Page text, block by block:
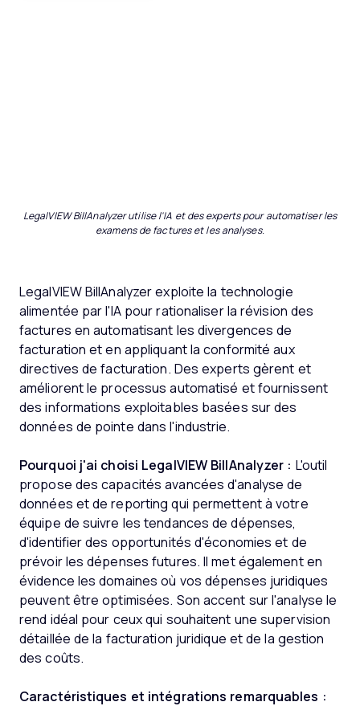
LegalVIEW BillAnalyzer utilise l'IA et des experts pour automatiser les
examens de factures et les analyses.
LegalVIEW BillAnalyzer exploite la technologie
alimentée par l'IA pour rationaliser la révision des
factures en automatisant les divergences de
facturation et en appliquant la conformité aux
directives de facturation. Des experts gèrent et
améliorent le processus automatisé et fournissent
des informations exploitables basées sur des
données de pointe dans l'industrie.
Pourquoi j'ai choisi LegalVIEW BillAnalyzer : L'outil
propose des capacités avancées d'analyse de
données et de reporting qui permettent à votre
équipe de suivre les tendances de dépenses,
d'identifier des opportunités d'économies et de
prévoir les dépenses futures. Il met également en
évidence les domaines où vos dépenses juridiques
peuvent être optimisées. Son accent sur l'analyse le
rend idéal pour ceux qui souhaitent une supervision
détaillée de la facturation juridique et de la gestion
des coûts.
Caractéristiques et intégrations remarquables :